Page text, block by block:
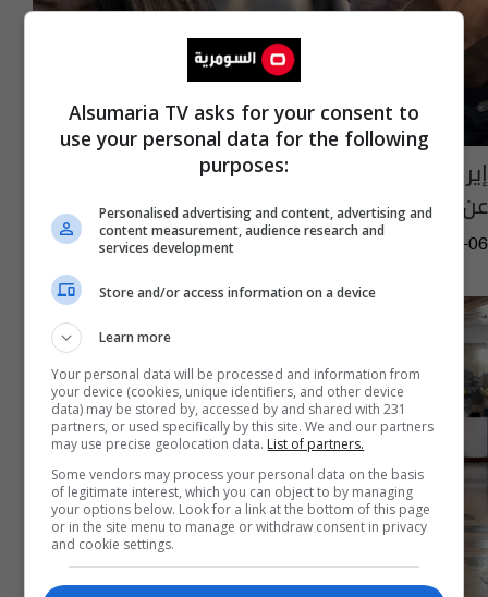
إيران تحمل الصين "ضمنيا" مسؤولية عدم الإبلاغ
عن خطورة كورونا
02:19 | 2020-04-06
Alsumaria TV asks for your consent to
use your personal data for the following
purposes:
Personalised advertising and content, advertising and
content measurement, audience research and
services development
Store and/or access information on a device
Learn more
Your personal data will be processed and information from
your device (cookies, unique identifiers, and other device
data) may be stored by, accessed by and shared with 231
partners, or used specifically by this site. We and our partners
may use precise geolocation data. List of partners.
Some vendors may process your personal data on the basis
of legitimate interest, which you can object to by managing
your options below. Look for a link at the bottom of this page
or in the site menu to manage or withdraw consent in privacy
and cookie settings.